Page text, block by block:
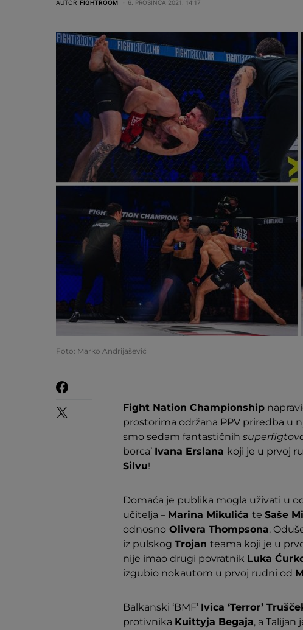
AUTOR FIGHTROOM 6. PROSINCA 2021. 14:17
Foto: Marko Andrijašević
Fight Nation Championship
prostorima održana PPV priredba u
smo sedam fantastičnih
borca’ Ivana Erslana koji je u prvoj
Silvu!
Domaća je publika mogla uživati u
učitelja – Marina Mikulića te Saše
odnosno Olivera Thompsona.
iz pulskog Trojan teama koji je u
nije imao drugi povratnik Luka
izgubio nokautom u prvoj rudni od
Balkanski ‘BMF’ Ivica ‘Terror’
protivnika Kuittyja Begaja, a Talijan